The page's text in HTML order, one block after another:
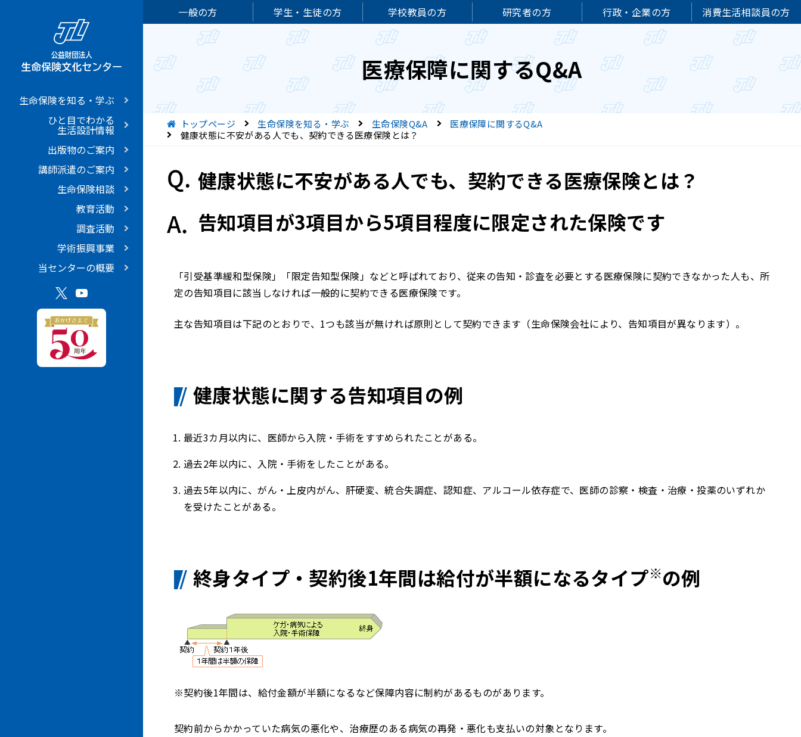
一般の方 学生・生徒の方 学校教員の方 研究者の方 行政・企業の方 消費生活相談員の方
生命保険を知る・学ぶ
ひと目でわかる
生活設計情報
出版物のご案内
講師派遣のご案内
生命保険相談
教育活動
調査活動
学術振興事業
当センターの概要
医療保障に関するQ&A
現在位置 トップページ 生命保険を知る・学ぶ 生命保険Q&A
医療保障に関するQ&A
健康状態に不安がある人でも、契約できる医療保険とは？
健康状態に不安がある人でも、契約できる医療保険とは？
告知項目が3項目から5項目程度に限定された保険です
「引受基準緩和型保険」「限定告知型保険」などと呼ばれており、従来の告知・診査を必要とする医療保険に契約できなかった人も、所
定の告知項目に該当しなければ一般的に契約できる医療保険です。
主な告知項目は下記のとおりで、1つも該当が無ければ原則として契約できます（生命保険会社により、告知項目が異なります）。
健康状態に関する告知項目の例
最近3カ月以内に、医師から入院・手術をすすめられたことがある。
過去2年以内に、入院・手術をしたことがある。
過去5年以内に、がん・上皮内がん、肝硬変、統合失調症、認知症、アルコール依存症で、医師の診察・検査・治療・投薬のいずれか
を受けたことがある。
終身タイプ・契約後1年間は給付が半額になるタイプ※の例
※契約後1年間は、給付金額が半額になるなど保障内容に制約があるものがあります。
契約前からかかっていた病気の悪化や、治療歴のある病気の再発・悪化も支払いの対象となります。